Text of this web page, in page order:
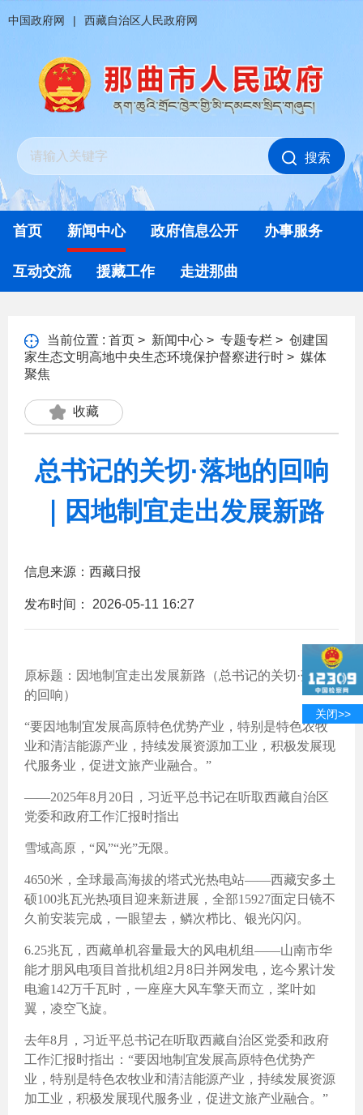
中国政府网 | 西藏自治区人民政府网
搜索
首页 新闻中心 政府信息公开 办事服务
互动交流 援藏工作 走进那曲
当前位置 : 首页 > 新闻中心 > 专题专栏 > 创建国
家生态文明高地中央生态环境保护督察进行时 > 媒体
聚焦
收藏
总书记的关切·落地的回响
｜因地制宜走出发展新路
信息来源：西藏日报
发布时间： 2026-05-11 16:27
原标题：因地制宜走出发展新路（总书记的关切·落地
的回响）
“要因地制宜发展高原特色优势产业，特别是特色农牧
业和清洁能源产业，持续发展资源加工业，积极发展现
代服务业，促进文旅产业融合。”
——2025年8月20日，习近平总书记在听取西藏自治区
党委和政府工作汇报时指出
雪域高原，“风”“光”无限。
4650米，全球最高海拔的塔式光热电站——西藏安多土
硕100兆瓦光热项目迎来新进展，全部15927面定日镜不
久前安装完成，一眼望去，鳞次栉比、银光闪闪。
6.25兆瓦，西藏单机容量最大的风电机组——山南市华
能才朋风电项目首批机组2月8日并网发电，迄今累计发
电逾142万千瓦时，一座座大风车擎天而立，桨叶如
翼，凌空飞旋。
去年8月，习近平总书记在听取西藏自治区党委和政府
工作汇报时指出：“要因地制宜发展高原特色优势产
业，特别是特色农牧业和清洁能源产业，持续发展资源
加工业，积极发展现代服务业，促进文旅产业融合。”
关闭>>